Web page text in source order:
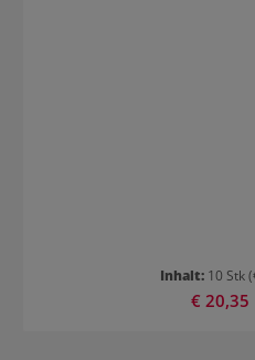
Inhalt: 10 Stk
€ 20,35